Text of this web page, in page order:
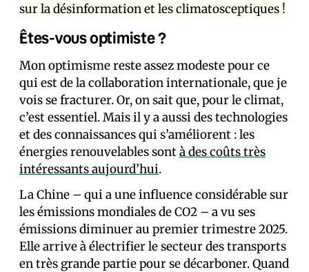
sur la désinformation et les climatosceptiques !
Êtes-vous optimiste ?
Mon optimisme reste assez modeste pour ce
qui est de la collaboration internationale, que je
vois se fracturer. Or, on sait que, pour le climat,
c’est essentiel. Mais il y a aussi des technologies
et des connaissances qui s’améliorent : les
énergies renouvelables sontà des coûts très
intéressants aujourd’hui.
La Chine – qui a une influence considérable sur
les émissions mondiales de CO2 – a vu ses
émissions diminuer au premier trimestre 2025.
Elle arrive à électrifier le secteur des transports
en très grande partie pour se décarboner. Quand